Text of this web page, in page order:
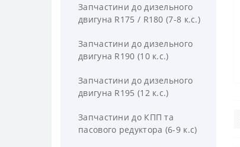
Запчастини до дизельного
двигуна R175 / R180 (7-8 к.с.)
Запчастини до дизельного
двигуна R190 (10 к.с.)
Запчастини до дизельного
двигуна R195 (12 к.с.)
Запчастини до КПП та
пасового редуктора (6-9 к.с)